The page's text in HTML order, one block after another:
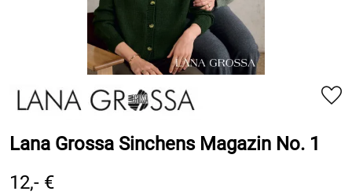
Lana Grossa Sinchens Magazin No. 1
12,- €